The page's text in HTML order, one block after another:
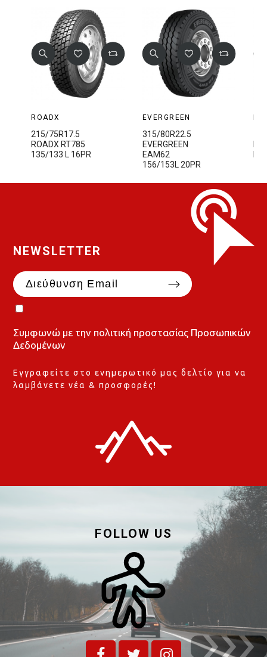
ROADX
215/75R17.5
ROADX RT785
135/133 L 16PR
EVERGREEN
315/80R22.5
EVERGREEN
EAM62
156/153L 20PR
NEWSLETTER
Συμφωνώ με την πολιτική προστασίας Προσωπικών
Δεδομένων
Εγγραφείτε στο ενημερωτικό μας δελτίο για να
λαμβάνετε νέα & προσφορές!
FOLLOW US